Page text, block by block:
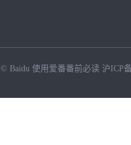
© Baidu 使用爱番番前必读 沪ICP